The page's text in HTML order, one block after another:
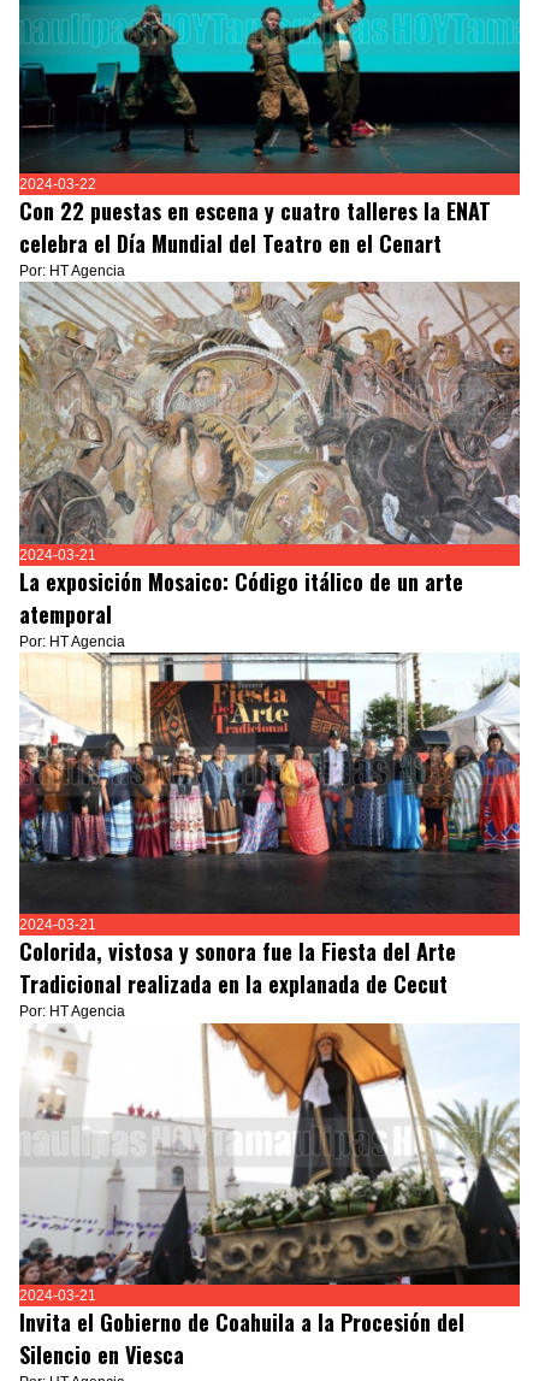
2024-03-22
Con 22 puestas en escena y cuatro talleres la ENAT
celebra el Día Mundial del Teatro en el Cenart
Por: HT Agencia
2024-03-21
La exposición Mosaico: Código itálico de un arte
atemporal
Por: HT Agencia
2024-03-21
Colorida, vistosa y sonora fue la Fiesta del Arte
Tradicional realizada en la explanada de Cecut
Por: HT Agencia
2024-03-21
Invita el Gobierno de Coahuila a la Procesión del
Silencio en Viesca